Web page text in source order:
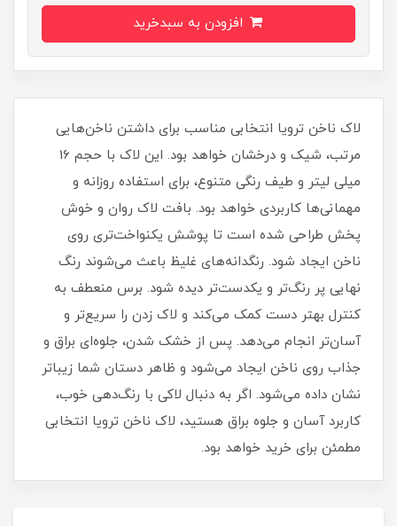
لاک ناخن ترویا انتخابی مناسب برای داشتن ناخن‌هایی
مرتب، شیک و درخشان خواهد بود. این لاک با حجم 16
میلی‌ لیتر و طیف رنگی متنوع، برای استفاده روزانه و
مهمانی‌ها کاربردی خواهد بود. بافت لاک روان و خوش‌
پخش طراحی شده است تا پوشش یکنواخت‌تری روی
ناخن ایجاد شود. رنگدانه‌های غلیظ باعث می‌شوند رنگ
نهایی پر رنگ‌تر و یکدست‌تر دیده شود. برس منعطف به
کنترل بهتر دست کمک می‌کند و لاک زدن را سریع‌تر و
آسان‌تر انجام می‌دهد. پس از خشک شدن، جلوه‌ای براق و
جذاب روی ناخن ایجاد می‌شود و ظاهر دستان شما زیباتر
نشان داده می‌شود. اگر به دنبال لاکی با رنگ‌دهی خوب،
کاربرد آسان و جلوه براق هستید، لاک ناخن ترویا انتخابی
مطمئن برای خرید خواهد بود.